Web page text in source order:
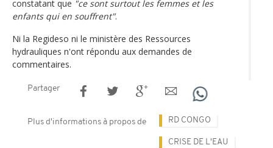
constatant que "ce sont surtout les femmes et les
enfants qui en souffrent".
Ni la Regideso ni le ministère des Ressources
hydrauliques n'ont répondu aux demandes de
commentaires.
Partager
Plus d'informations à propos de RD CONGO
CRISE DE L'EAU